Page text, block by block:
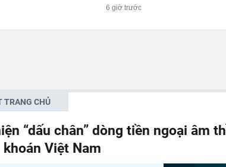
6 giờ trước
TRANG CHỦ
“dấu chân” dòng tiền ngoại âm
Việt Nam